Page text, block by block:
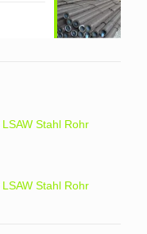
LSAW Stahl Rohr
LSAW Stahl Rohr